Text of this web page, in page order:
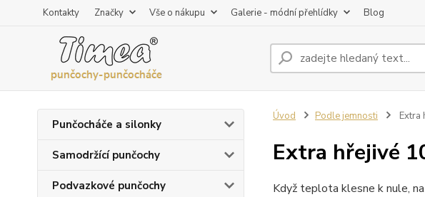
Kontakty Značky Vše o nákupu Galerie - módní přehlídky Blog
Punčocháče a silonky
Samodržící punčochy
Podvazkové punčochy
Úvod Podle jemnosti Extra
Extra hřejivé
Když teplota klesne k nule,